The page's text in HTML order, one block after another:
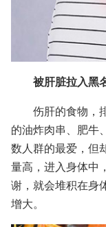
被肝脏拉入黑
伤肝的食物，
的油炸肉串、肥牛
数人群的最爱，但
量高，进入身体中
谢，就会堆积在身
增大。